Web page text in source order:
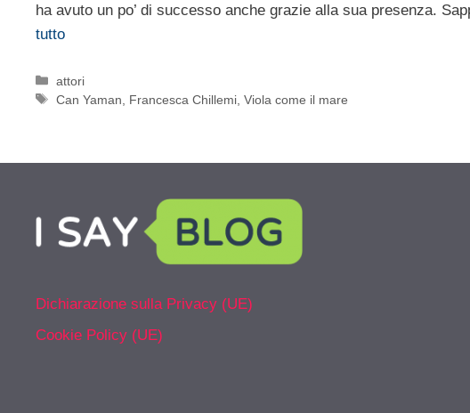
ha avuto un po’ di successo anche grazie alla sua presenza.
tutto
Categorie
attori
Tag
Can Yaman Francesca Chillemi ,Viola come il mare
Dichiarazione sulla Privacy (UE)
Cookie Policy (UE)